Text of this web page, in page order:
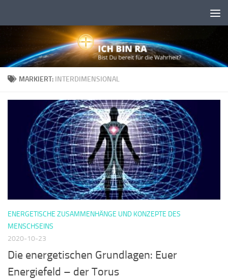
MARKIERT: INTERDIMENSIONAL
ENERGETISCHE ZUSAMMENHÄNGE UND KONZEPTE DES
MENSCHSEINS
2020-10-23
Die energetischen Grundlagen: Euer
Energiefeld – der Torus